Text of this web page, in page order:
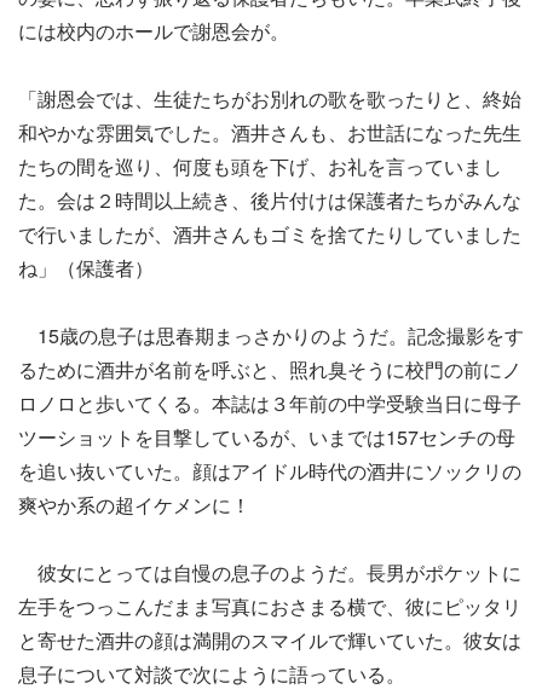
には校内のホールで謝恩会が。
「謝恩会では、生徒たちがお別れの歌を歌ったりと、終始
和やかな雰囲気でした。酒井さんも、お世話になった先生
たちの間を巡り、何度も頭を下げ、お礼を言っていまし
た。会は２時間以上続き、後片付けは保護者たちがみんな
で行いましたが、酒井さんもゴミを捨てたりしていました
ね」（保護者）
15歳の息子は思春期まっさかりのようだ。記念撮影をす
るために酒井が名前を呼ぶと、照れ臭そうに校門の前にノ
ロノロと歩いてくる。本誌は３年前の中学受験当日に母子
ツーショットを目撃しているが、いまでは157センチの母
を追い抜いていた。顔はアイドル時代の酒井にソックリの
爽やか系の超イケメンに！
彼女にとっては自慢の息子のようだ。長男がポケットに
左手をつっこんだまま写真におさまる横で、彼にピッタリ
と寄せた酒井の顔は満開のスマイルで輝いていた。彼女は
息子について対談で次にように語っている。